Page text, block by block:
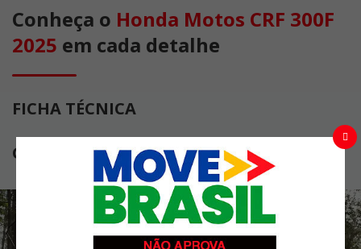
Conheça o Honda Motos CRF 300F
2025 em cada detalhe
FICHA TÉCNICA
GALERIA DE IMAGENS